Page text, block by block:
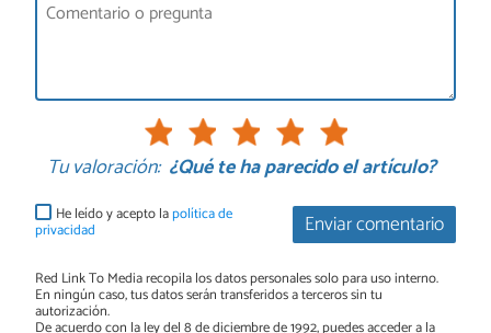
Tu valoración: ¿Qué te ha parecido el artículo?
Enviar comentario
He leído y acepto lapolítica de
privacidad
Red Link To Media recopila los datos personales solo para uso interno.
En ningún caso, tus datos serán transferidos a terceros sin tu
autorización.
De acuerdo con la ley del 8 de diciembre de 1992, puedes acceder a la